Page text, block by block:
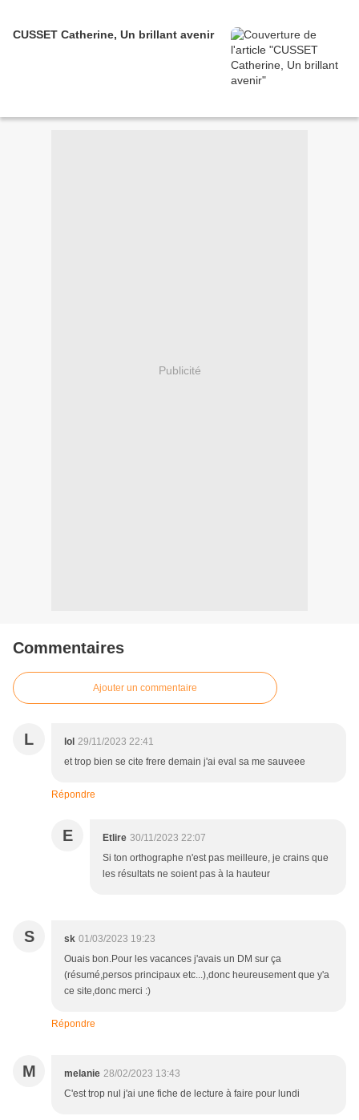
CUSSET Catherine, Un brillant avenir
Publicité
Commentaires
Ajouter un commentaire
L lol 29/11/2023 22:41
et trop bien se cite frere demain j'ai eval sa me sauveee
Répondre
E Etlire 30/11/2023 22:07
Si ton orthographe n'est pas meilleure, je crains que
les résultats ne soient pas à la hauteur
S sk 01/03/2023 19:23
Ouais bon.Pour les vacances j'avais un DM sur ça
(résumé,persos principaux etc...),donc heureusement que y'a
ce site,donc merci :)
Répondre
M melanie 28/02/2023 13:43
C'est trop nul j'ai une fiche de lecture à faire pour lundi